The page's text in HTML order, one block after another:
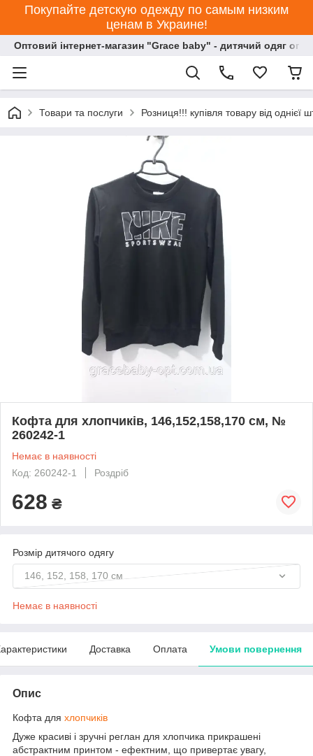
Покупайте детскую одежду по самым низким
ценам в Украине!
Оптовий інтернет-магазин "Grace baby" - дитячий одяг
Товари та послуги Розниця!!! купівля товару від однієї
Кофта для хлопчиків, 146,152,158,170 см, №
260242-1
Немає в наявності
Код: 260242-1
Роздріб
628 ₴
Розмір дитячого одягу
146, 152, 158, 170 см
Немає в наявності
Доставка Оплата Умови повернення
Опис
Кофта для хлопчиків
Дуже красиві і зручні реглан для хлопчика прикрашені
абстрактним принтом - ефектним, що привертає увагу,